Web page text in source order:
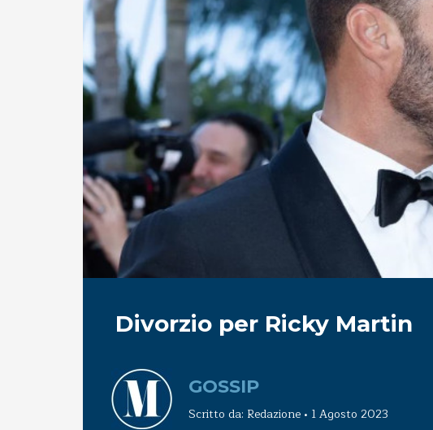
Divorzio per Ricky Martin
GOSSIP
Scritto da: Redazione • 1 Agosto 2023